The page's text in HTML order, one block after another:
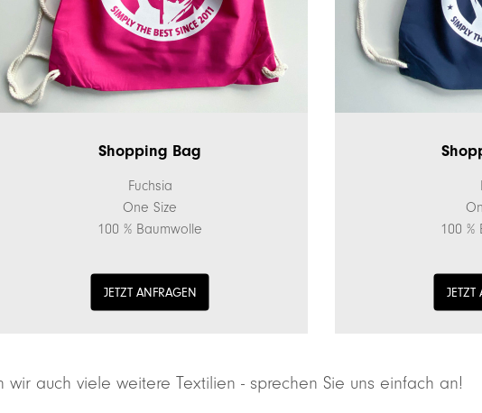
Shopping Bag
Fuchsia
One Size
100 % Baumwolle
JETZT ANFRAGEN
100 %
JETZT
wir auch viele weitere Textilien - sprechen Sie uns einfach an!